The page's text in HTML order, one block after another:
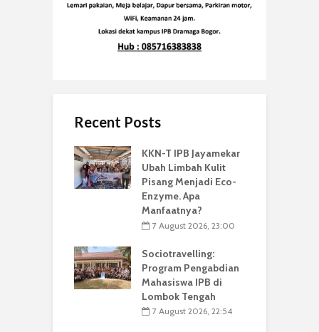
Recent Posts
KKN-T IPB Jayamekar
Ubah Limbah Kulit
Pisang Menjadi Eco-
Enzyme. Apa
Manfaatnya?
7 August 2026, 23:00
Sociotravelling:
Program Pengabdian
Mahasiswa IPB di
Lombok Tengah
7 August 2026, 22:54